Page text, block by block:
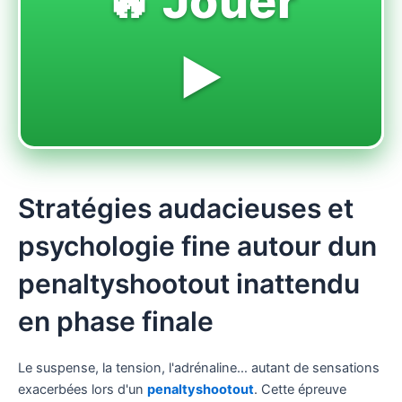
▶️
Stratégies audacieuses et
psychologie fine autour dun
penaltyshootout inattendu
en phase finale
Le suspense, la tension, l'adrénaline… autant de sensations
exacerbées lors d'un penaltyshootout. Cette épreuve